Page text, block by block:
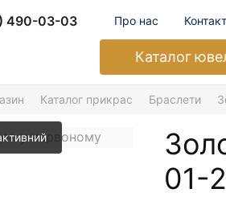
490-03-03 Про нас
Каталог
Каталог прикрас Браслети
01-